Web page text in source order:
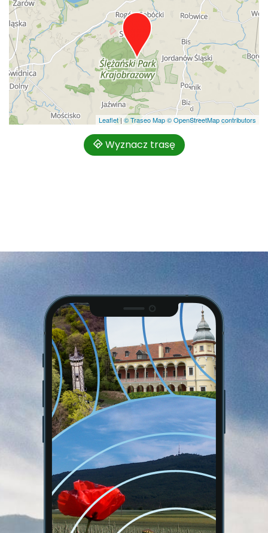
Leaflet| © Traseo Map© OpenStreetMap contributors
Wyznacz trasę